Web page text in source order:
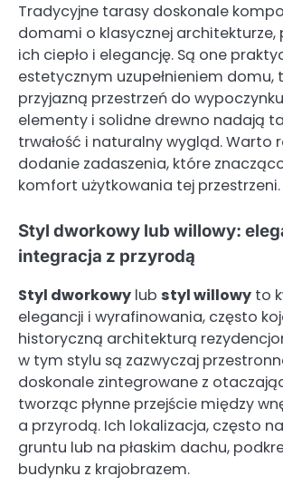
Tradycyjne tarasy doskonale
domami o klasycznej architekturze,
ich ciepło i elegancję. Są one
estetycznym uzupełnieniem domu,
przyjazną przestrzeń do
elementy i solidne drewno nadają
trwałość i naturalny wygląd. Warto
dodanie zadaszenia, które
komfort użytkowania tej przestrzeni.
Styl dworkowy lub willowy:
integracja z przyrodą
Styl dworkowy lub styl willowy to
elegancji i wyrafinowania, często
historyczną architekturą
w tym stylu są zazwyczaj
doskonale zintegrowane z
tworząc płynne przejście między
a przyrodą. Ich lokalizacja, często
gruntu lub na płaskim dachu,
budynku z krajobrazem.